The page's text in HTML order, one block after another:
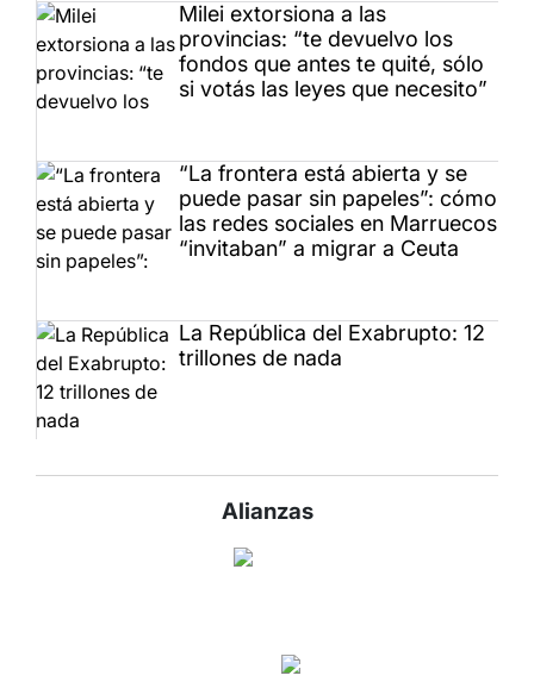
Milei extorsiona a las
provincias: “te devuelvo los
fondos que antes te quité, sólo
si votás las leyes que necesito”
“La frontera está abierta y se
puede pasar sin papeles”: cómo
las redes sociales en Marruecos
“invitaban” a migrar a Ceuta
La República del Exabrupto: 12
trillones de nada
Alianzas